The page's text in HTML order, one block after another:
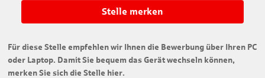
Stelle merken
Für diese Stelle empfehlen wir Ihnen die Bewerbung über Ihren PC
oder Laptop. Damit Sie bequem das Gerät wechseln können,
merken Sie sich die Stelle hier.